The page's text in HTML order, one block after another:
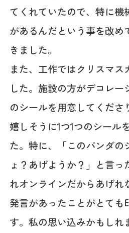
てくれていたので、特に機
があるんだという事を改め
きました。
また、工作ではクリスマス
した。施設の方がデコレー
のシールを用意してくださ
嬉しそうに1つ1つのシール
た。特に、「このパンダの
ょ？あげようか？」と言っ
れオンラインだからあげれ
発言があったことがとても
す。私の思い込みかもしれ